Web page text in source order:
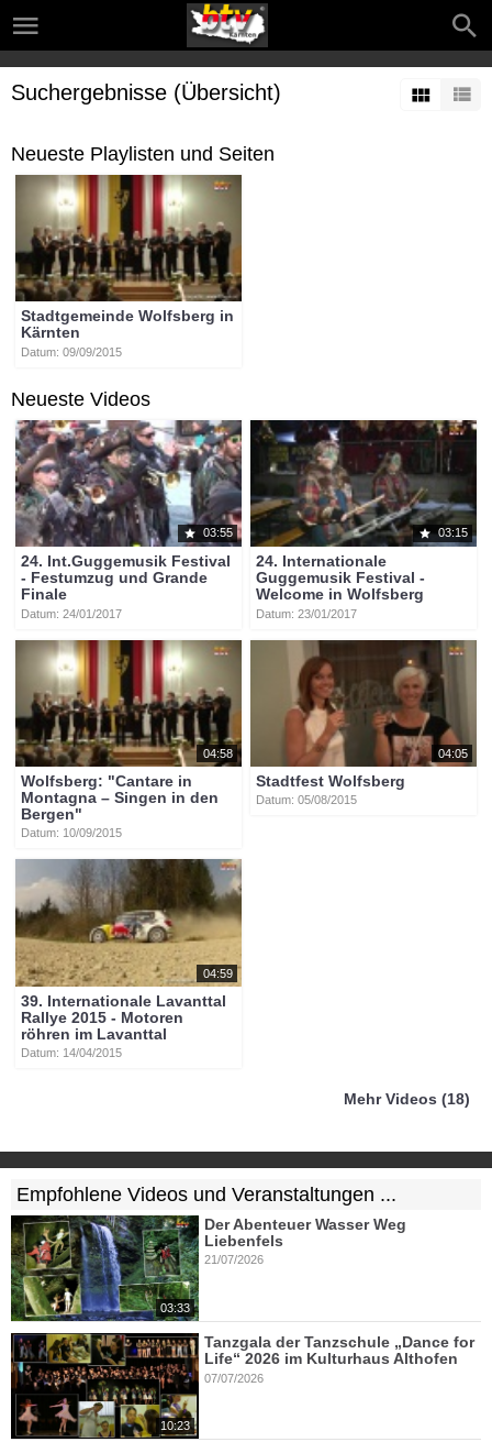
Suchergebnisse (Übersicht)
Neueste Playlisten und Seiten
Stadtgemeinde Wolfsberg in
Kärnten
Datum: 09/09/2015
Neueste Videos
03:55
24. Int.Guggemusik Festival
- Festumzug und Grande
Finale
Datum: 24/01/2017
03:15
24. Internationale
Guggemusik Festival -
Welcome in Wolfsberg
Datum: 23/01/2017
04:58
Wolfsberg: "Cantare in
Montagna – Singen in den
Bergen"
Datum: 10/09/2015
04:05
Stadtfest Wolfsberg
Datum: 05/08/2015
04:59
39. Internationale Lavanttal
Rallye 2015 - Motoren
röhren im Lavanttal
Datum: 14/04/2015
Mehr Videos (18)
Empfohlene Videos und Veranstaltungen ...
03:33
Der Abenteuer Wasser Weg
Liebenfels
21/07/2026
10:23
Tanzgala der Tanzschule „Dance for
Life“ 2026 im Kulturhaus Althofen
07/07/2026